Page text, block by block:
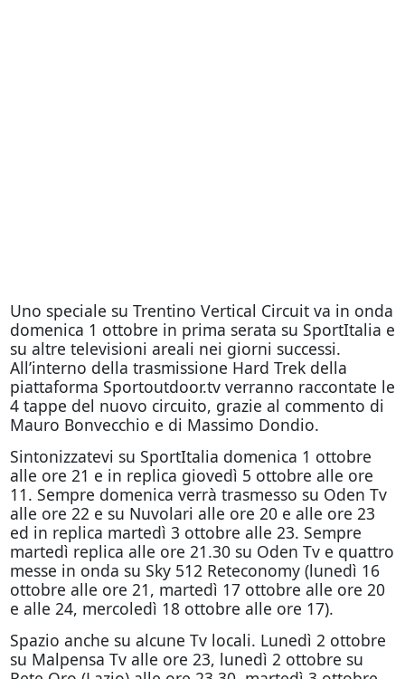
Uno speciale su Trentino Vertical Circuit va in onda
domenica 1 ottobre in prima serata su SportItalia e
su altre televisioni areali nei giorni successi.
All’interno della trasmissione Hard Trek della
piattaforma Sportoutdoor.tv verranno raccontate le
4 tappe del nuovo circuito, grazie al commento di
Mauro Bonvecchio e di Massimo Dondio.
Sintonizzatevi su SportItalia domenica 1 ottobre
alle ore 21 e in replica giovedì 5 ottobre alle ore
11. Sempre domenica verrà trasmesso su Oden Tv
alle ore 22 e su Nuvolari alle ore 20 e alle ore 23
ed in replica martedì 3 ottobre alle 23. Sempre
martedì replica alle ore 21.30 su Oden Tv e quattro
messe in onda su Sky 512 Reteconomy (lunedì 16
ottobre alle ore 21, martedì 17 ottobre alle ore 20
e alle 24, mercoledì 18 ottobre alle ore 17).
Spazio anche su alcune Tv locali. Lunedì 2 ottobre
su Malpensa Tv alle ore 23, lunedì 2 ottobre su